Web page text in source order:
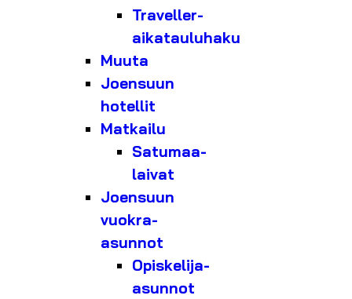
Traveller-
aikatauluhaku
Muuta
Joensuun
hotellit
Matkailu
Satumaa-
laivat
Joensuun
vuokra-
asunnot
Opiskelija-
asunnot